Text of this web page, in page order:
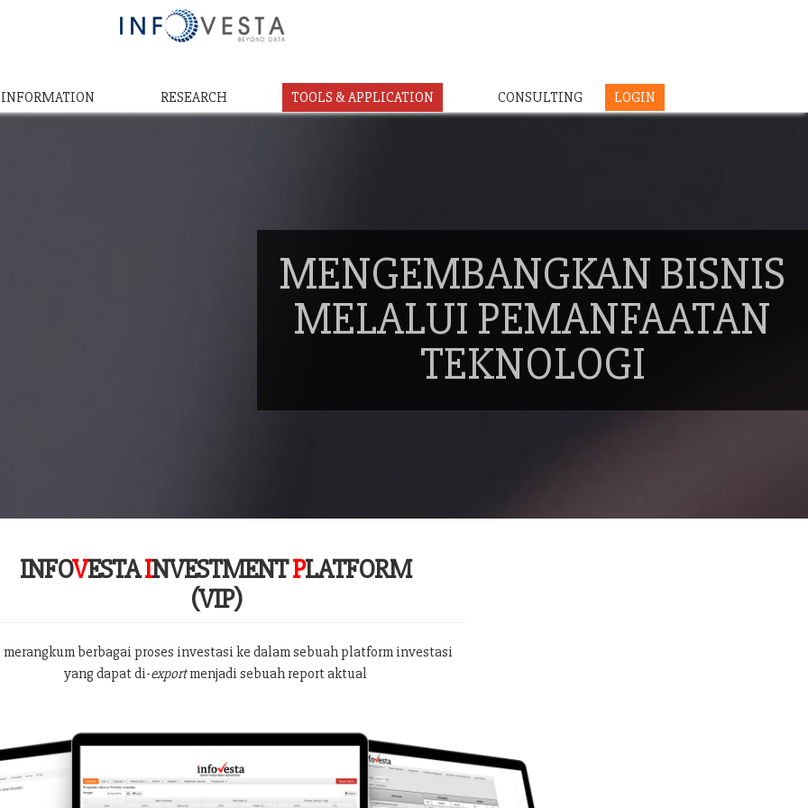
INFORMATION RESEARCH TOOLS & APPLICATION CONSULTING LOGIN
MENGEMBANGKAN BISNIS
MELALUI PEMANFAATAN
TEKNOLOGI
INFOVESTAINVESTMENTPLATFORM
(VIP)
merangkum berbagai proses investasi ke dalam sebuah platform investasi
yang dapat di-exportmenjadi sebuah report aktual